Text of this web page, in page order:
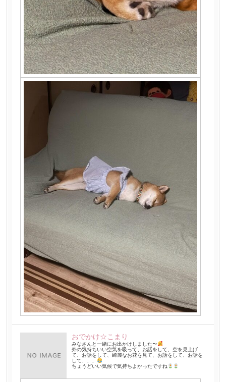
おでかけ☆こまり
みなさんと一緒にお出かけしました〜
外の気持ちいい空気を吸って、お話をして、空を見上げ
て、お話をして、綺麗なお花を見て、お話をして、お話を
して、、、
ちょうどいい気候で気持ちよかったですね